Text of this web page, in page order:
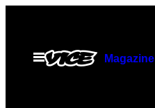
contenuto
Apri
Magazine